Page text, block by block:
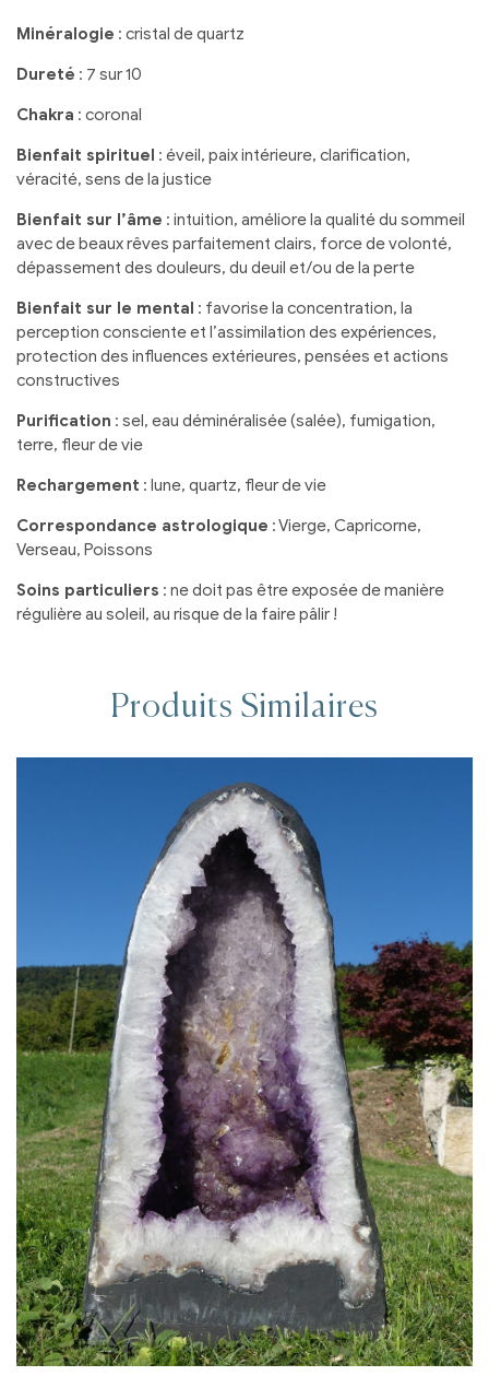
Minéralogie : cristal de quartz
Dureté : 7 sur 10
Chakra : coronal
Bienfait spirituel : éveil, paix intérieure, clarification,
véracité, sens de la justice
Bienfait sur l’âme : intuition, améliore la qualité du sommeil
avec de beaux rêves parfaitement clairs, force de volonté,
dépassement des douleurs, du deuil et/ou de la perte
Bienfait sur le mental : favorise la concentration, la
perception consciente et l’assimilation des expériences,
protection des influences extérieures, pensées et actions
constructives
Purification : sel, eau déminéralisée (salée), fumigation,
terre, fleur de vie
Rechargement : lune, quartz, fleur de vie
Correspondance astrologique : Vierge, Capricorne,
Verseau, Poissons
Soins particuliers : ne doit pas être exposée de manière
régulière au soleil, au risque de la faire pâlir !
Produits Similaires